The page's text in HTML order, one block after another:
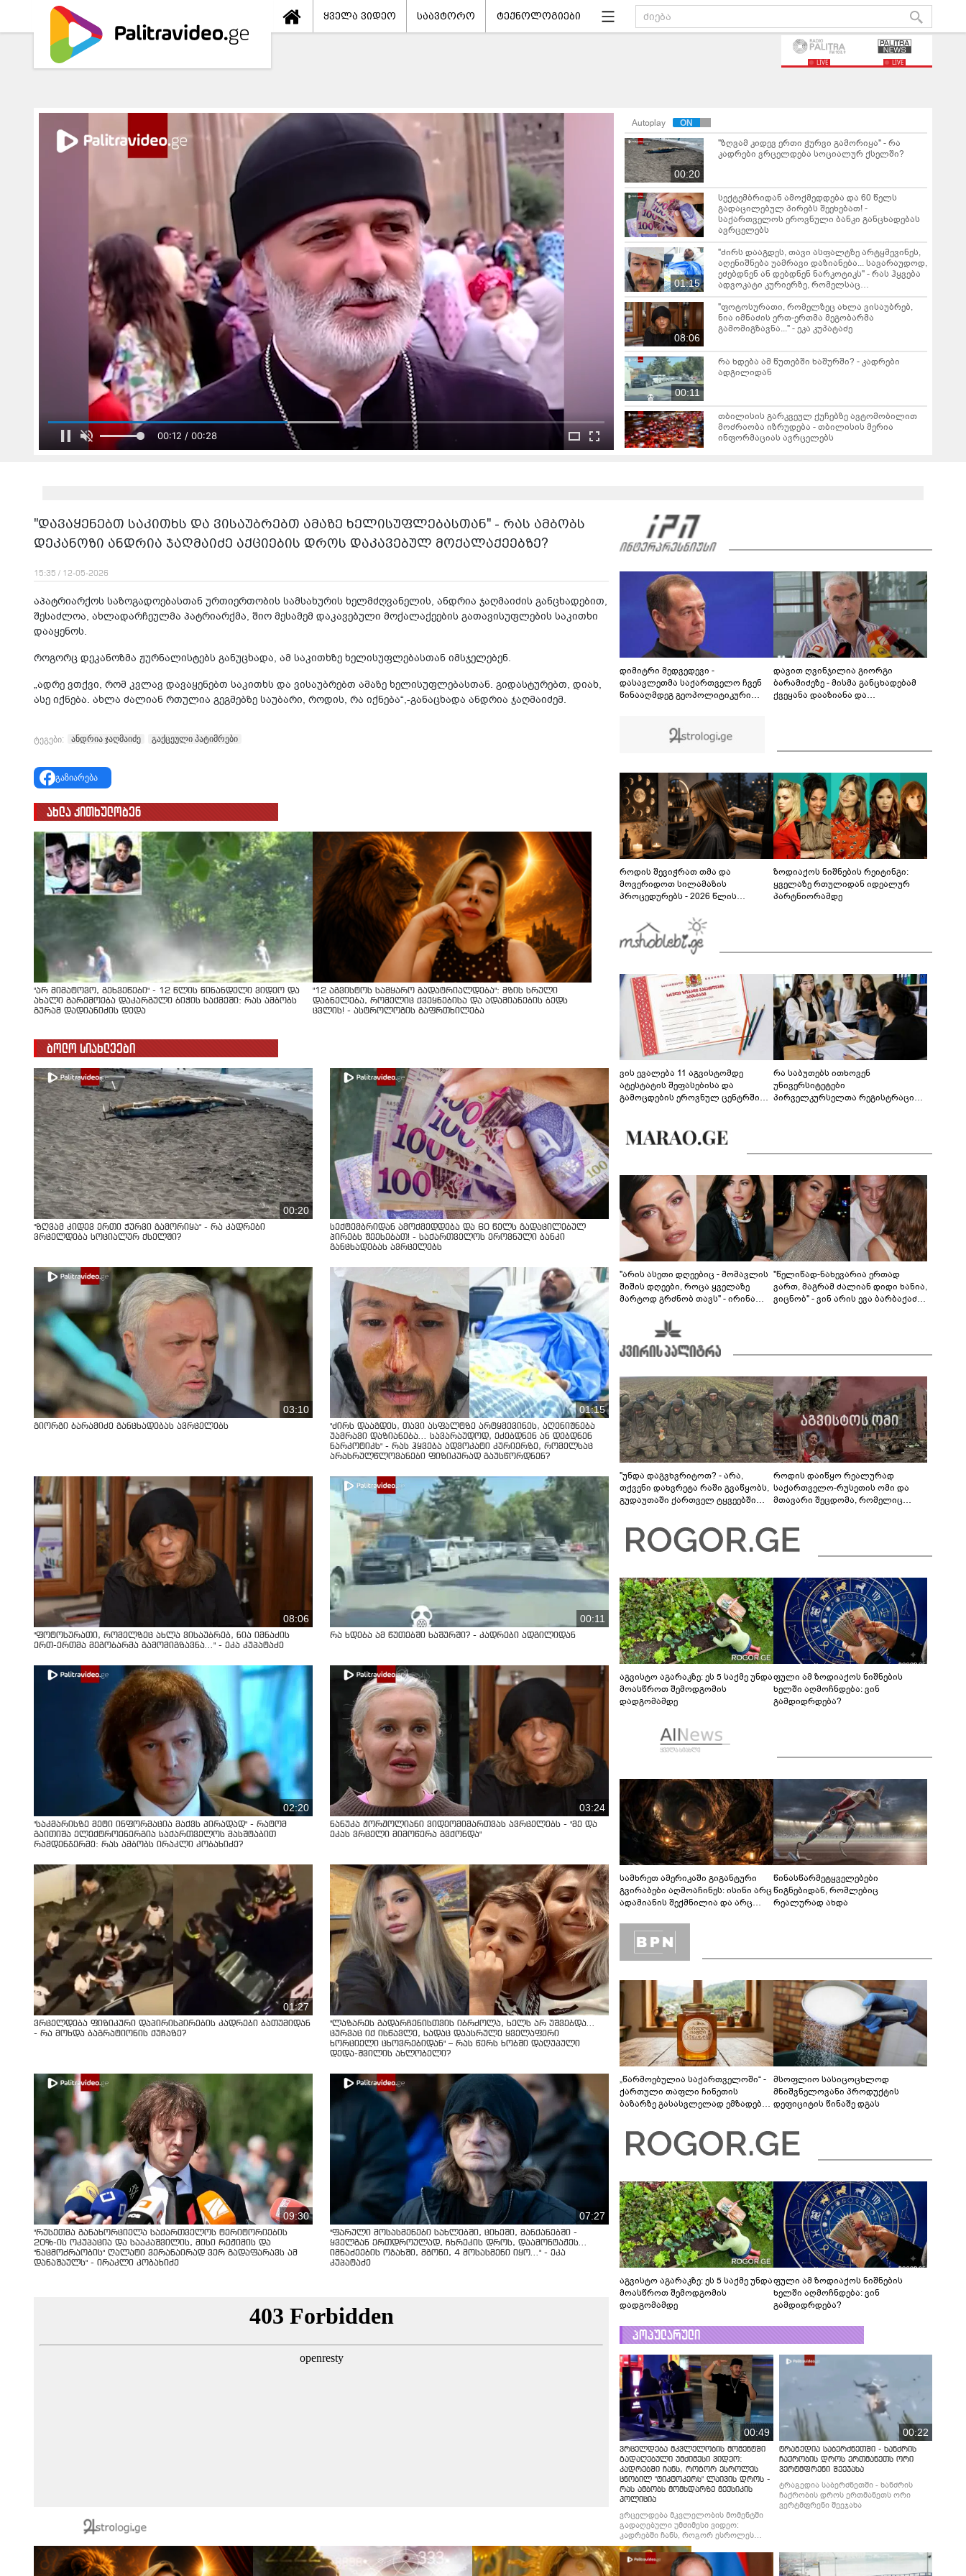
ყველა ვიდეო საავტორო ტექნოლოგიები
LIVE LIVE
00:13 / 00:28
Autoplay
00:20
"ზღვამ კიდევ ერთი ჭურვი გამორიყა" - რა
კადრები ვრცელდება სოციალურ ქსელში?
სექტემბრიდან ამოქმედდება და 60 წელს
გადაცილებულ პირებს შეეხებათ! -
საქართველოს ეროვნული ბანკი განცხადებას
ავრცელებს
01:15
"ძირს დააგდეს, თავი ასფალტზე არტყმევინეს,
აღენიშნება უამრავი დაზიანება... სავარაუდოდ,
ეძებდნენ ან დებდნენ ნარკოტიკს" - რას ჰყვება
ადვოკატი კურიერზე, რომელსაც
არასრულწლოვანები ფიზიკურად
გაუსწორდნენ?
08:06
"ფოტოსურათი, რომელზეც ახლა ვისაუბრებ,
ნია იმნაძის ერთ-ერთმა მეგობარმა
გამომიგზავნა..." - ეკა კუპატაძე
00:11
რა ხდება ამ წუთებში ხაშურში? - კადრები
ადგილიდან
თბილისის გარკვეულ ქუჩებზე ავტომობილით
მოძრაობა იზრუდება - თბილისის მერია
ინფორმაციას ავრცელებს
სანთლები დაანთეს და გმირების ხსოვნას
"იპოვონ ერთი გოგონა, ვისაც გიგა
სექსუალურად ავიწროებდა - თუ გამოჩნდება 10
000 ლარს ოფიციალურად, სახალხოდ
გადავცემ" - ეკა კუპატაძე განცხადებას
რა ისმის სახლში დაყენებული მოსასმენი
მოწყობილობის ჩანაწერში, სადაც ნია იმნაძე
მამას ესაუბრება?
"დავაყენებთ საკითხს და ვისაუბრებთ ამაზე ხელისუფლებასთან" - რას ამბობს
დეკანოზი ანდრია ჯაღმაიძე აქციების დროს დაკავებულ მოქალაქეებზე?
15:35 / 12-05-2026
აპატრიარქოს საზოგადოებასთან ურთიერთობის სამსახურის ხელმძღვანელის, ანდრია ჯაღმაიძის განცხადებით,
შესაძლოა, ახლადარჩეულმა პატრიარქმა, შიო მესამემ დაკავებული მოქალაქეების გათავისუფლების საკითხი
დააყენოს.
როგორც დეკანოზმა ჟურნალისტებს განუცხადა, ამ საკითხზე ხელისუფლებასთან იმსჯელებენ.
„ადრე ვთქვი, რომ კვლავ დავაყენებთ საკითხს და ვისაუბრებთ ამაზე ხელისუფლებასთან. გიდასტურებთ, დიახ,
ასე იქნება. ახლა ძალიან რთულია გეგმებზე საუბარი, როდის, რა იქნება“,-განაცხადა ანდრია ჯაღმაიძემ.
ტეგები: ანდრია ჯაღმაიძე გაქცეული პატიმრები
გაზიარება
ახლა კითხულობენ
"არ მიმატოვო, გეხვეწები" - 12 წლის წინანდელი ვიდეო და
ახალი გარემოება დაკარგული ბიჭის საქმეში: რას ამბობს
გურამ დადიანიძის დედა
"12 აგვისტოს სამყარო გადატრიალდება": მზის სრული
დაბნელება, რომელიც ქვეყნებისა და ადამიანების ბედს
ცვლის! - ასტროლოგის გაფრთხილება
ბოლო სიახლეები
00:20
"ზღვამ კიდევ ერთი ჭურვი გამორიყა" - რა კადრები
ვრცელდება სოციალურ ქსელში?
სექტემბრიდან ამოქმედდება და 60 წელს გადაცილებულ
პირებს შეეხებათ! - საქართველოს ეროვნული ბანკი
განცხადებას ავრცელებს
03:10
გიორგი ბარამიძე განცხადებას ავრცელებს
01:15
"ძირს დააგდეს, თავი ასფალტზე არტყმევინეს, აღენიშნება
უამრავი დაზიანება... სავარაუდოდ, ეძებდნენ ან დებდნენ
ნარკოტიკს" - რას ჰყვება ადვოკატი კურიერზე, რომელსაც
არასრულწლოვანები ფიზიკურად გაუსწორდნენ?
08:06
"ფოტოსურათი, რომელზეც ახლა ვისაუბრებ, ნია იმნაძის
ერთ-ერთმა მეგობარმა გამომიგზავნა..." - ეკა კუპატაძე
00:11
რა ხდება ამ წუთებში ხაშურში? - კადრები ადგილიდან
02:20
"საკმარისზე მეტი ინფორმაცია მაქვს პირადად" - რატომ
გაითიშა ელექტროენერგია საქართველოს მასშტაბით
რამდენჯერმე: რას ამბობს ირაკლი კობახიძე?
03:24
ნანუკა ჟორჟოლიანი ვიდეომიმართვას ავრცელებს - "მე და
ეკას ვრცელი მიმოწერა გვქონდა"
01:27
ვრცელდება ფიზიკური დაპირისპირების კადრები ბათუმიდან
- რა მოხდა ბაგრატიონის ქუჩაზე?
"ლაზარეს გადარჩენისთვის იბრძოლა, ხელს არ უშვებდა…
ცურვაც იქ ისწავლე, სადაც დაასრულე ყველაფერი
ხორციელი ცხოვრებიდან" – რას წერს ხობში დაღუპული
დედა-შვილის ახლობელი?
09:30
"რუსეთმა განახორციელა საქართველოს ტერიტორიების
20%-ის ოკუპაცია და სააკაშვილის, მისი რეჟიმის და
"ნაცმოძრაობის" ღალატი ვერანაირად ვერ გადაფარავს ამ
დანაშაულს" - ირაკლი კობახიძე
07:27
"ფარული მოსასმენები სახლებში, ციხეში, მანქანებში -
ყველგან ერთდროულად, ჩხრეკის დროს, დაამონტაჟეს...
იმნაძეების ოჯახში, მგონი, 4 მოსასმენი იყო..." - ეკა
კუპატაძე
დიმიტრი მედვედევი -
დასავლეთმა საქართველო ჩვენ
წინააღმდეგ გეოპოლიტიკური
ეს მისთვის ხელსაყრელი იყო
დავით ღვინჯილია გიორგი
ბარამიძეზე - მისმა განცხადებამ
ქვეყანა დააზიანა და
როდის შევიჭრათ თმა და
მოვერიდოთ სილამაზის
პროცედურებს - 2026 წლის
გზამკვლევი
ზოდიაქოს ნიშნების რეიტინგი:
ყველაზე რთულიდან იდეალურ
პარტნიორამდე
ვის ევალება 11 აგვისტომდე
ატესტატის შეფასებისა და
გამოცდების ეროვნულ ცენტრში
რა საბუთებს ითხოვენ
უნივერსიტეტები
პირველკურსელთა რეგისტრაციის
"არის ასეთი დღეებიც - მომავლის
შიშის დღეები, როცა ყველაზე
მარტოდ გრძნობ თავს" - ირინა
"წელიწად-ნახევარია ერთად
ვართ, მაგრამ ძალიან დიდი ხანია,
ვიცნობ" - ვინ არის ევა ბარბაქაძის
"უნდა დაგვხვრიტოთ? - არა,
თქვენი დახვრეტა რაში გვაწყობს,
გუდაუთაში ქართველ ტყვეებში
როდის დაიწყო რეალურად
საქართველო-რუსეთის ომი და
მთავარი შეცდომა, რომელიც
აგვისტო აგარაკზე: ეს 5 საქმე უნდა
მოასწროთ შემოდგომის
დადგომამდე
ფული ამ ზოდიაქოს ნიშნების
ხელში აღმოჩნდება: ვინ
გამდიდრდება?
სამხრეთ ამერიკაში გიგანტური
გვირაბები აღმოაჩინეს: ისინი არც
ადამიანის შექმნილია და არც
ლაბირინთები?
წინასწარმეტყველებები
წიგნებიდან, რომლებიც
რეალურად ახდა
„წარმოებულია საქართველოში“ -
ქართული თაფლი ჩინეთის
ბაზარზე გასასვლელად ემზადება -
მსოფლიო სასიცოცხლოდ
მნიშვნელოვანი პროდუქტის
დეფიციტის წინაშე დგას
აგვისტო აგარაკზე: ეს 5 საქმე უნდა
მოასწროთ შემოდგომის
დადგომამდე
ფული ამ ზოდიაქოს ნიშნების
ხელში აღმოჩნდება: ვინ
გამდიდრდება?
პოპულარული
00:49
ვრცელდება მკვლელობის მომენტში
გადაღებული უმძიმესი ვიდეო:
კადრებში ჩანს, როგორ ესროლეს
ცნობილ "ტიკტოკერს" ლაივის დროს -
რას ამბობს მომხდარზე მექსიკის
პოლიცია
ვრცელდება მკვლელობის მომენტში
გადაღებული უმძიმესი ვიდეო:
კადრებში ჩანს, როგორ ესროლეს
ცნობილ "ტიკტოკერს" ლაივის დროს -
რას ამბობს მომხდარზე მექსიკის
პოლიცია
00:22
ტრაგედია საბერძნეთში - ხანძრის
ჩაქრობის დროს ერთმანეთს ორი
ვერტმფრენი შეეჯახა
ტრაგედია საბერძნეთში - ხანძრის
ჩაქრობის დროს ერთმანეთს ორი
ვერტმფრენი შეეჯახა